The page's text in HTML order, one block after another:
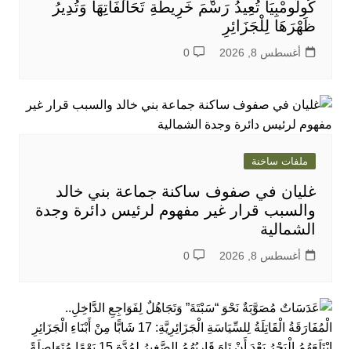
كُولُومْبِيَا تُعِيدُ رَسْمَ خَرِيطَةِ تَحَالُفَاتِهَا وَتُدِيرُ
ظَهْرَهَا لِلْجَزَائِرِ
أغسطس 8, 2026 0
ملفات ساخنة
غليان في صفوف ساكنة جماعة بني خالد
والسبب قرار غير مفهوم لرئيس دائرة وجدة
الشمالية
أغسطس 8, 2026 0